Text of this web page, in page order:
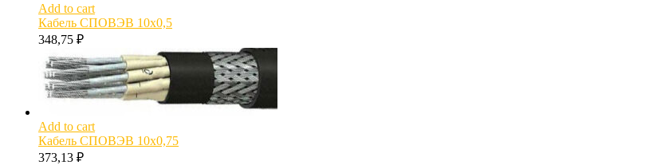
Add to cart
Кабель СПОВЭВ 10х0,5
348,75 ₽
Add to cart
Кабель СПОВЭВ 10х0,75
373,13 ₽